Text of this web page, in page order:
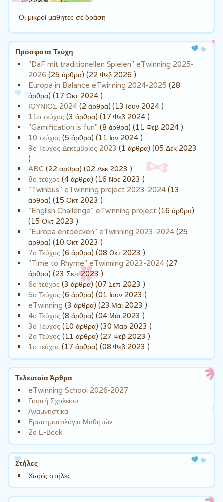
Οι μικροί μαθητές σε δράση
Πρόσφατα Τεύχη
"DaF mit traditionellen Spielen" eTwinning 2025-
2026 (25 άρθρα) (22 Φεβ 2026 )
Europa in Balance eTwinning 2024-2025 (28
άρθρα) (17 Οκτ 2024 )
ΙΟΥΝΙΟΣ 2024 (2 άρθρα) (13 Ιουν 2024 )
11ο τεύχος (3 άρθρα) (17 Φεβ 2024 )
"Gamification is fun" (8 άρθρα) (11 Φεβ 2024 )
10 τεύχος (5 άρθρα) (11 Ιαν 2024 )
9ο Τεύχος Δεκέμβριος 2023 (1 άρθρα) (05 Δεκ 2023
)
ABC (22 άρθρα) (02 Δεκ 2023 )
8ο τεύχος (4 άρθρα) (16 Νοε 2023 )
"Twinbus" eTwinning project 2023-2024 (13
άρθρα) (15 Οκτ 2023 )
"English Challenge" eTwinning project (16 άρθρα)
(15 Οκτ 2023 )
"Europa entdecken" eTwinning 2023-2024 (25
άρθρα) (10 Οκτ 2023 )
7ο Τεύχος (6 άρθρα) (08 Οκτ 2023 )
"Time to Rhyme" eTwinning 2023-2024 (27
άρθρα) (23 Σεπ 2023 )
6ο τεύχος (3 άρθρα) (07 Σεπ 2023 )
5ο Τεύχος (6 άρθρα) (01 Ιουν 2023 )
eTwinning (3 άρθρα) (23 Μάι 2023 )
4ο Τεύχος (8 άρθρα) (04 Μάι 2023 )
3ο Τεύχος (10 άρθρα) (30 Μαρ 2023 )
2ο Τεύχος (11 άρθρα) (27 Φεβ 2023 )
1ο τεύχος (17 άρθρα) (08 Φεβ 2023 )
Τελευταία Άρθρα
eTwinning School 2026-2027
Γιορτή Σχολείου
Αναμνηστικά
Ερωτηματολόγια Μαθητών
2ο Ε-Βοοk
Στήλες
Χωρίς στήλες